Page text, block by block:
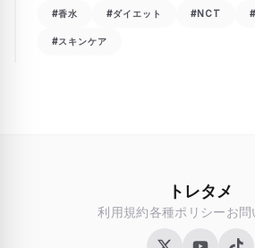
#香水 #ダイエット #NCT
#スキンケア
トレタメ
利用規約各種ポリシーお